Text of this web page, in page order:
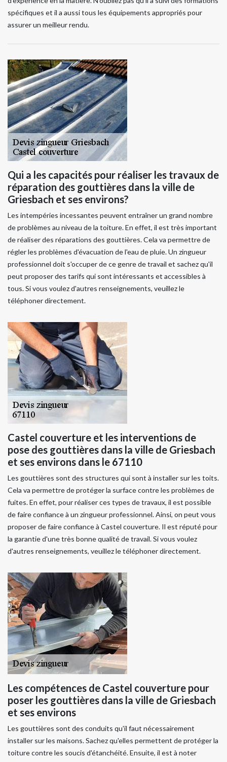
spécifiques et il a aussi tous les équipements appropriés pour
assurer un meilleur rendu.
Qui a les capacités pour réaliser les travaux de
réparation des gouttières dans la ville de
Griesbach et ses environs?
Les intempéries incessantes peuvent entraîner un grand nombre
de problèmes au niveau de la toiture. En effet, il est très important
de réaliser des réparations des gouttières. Cela va permettre de
régler les problèmes d'évacuation de l'eau de pluie. Un zingueur
professionnel doit s'occuper de ce genre de travail et sachez qu'il
peut proposer des tarifs qui sont intéressants et accessibles à
tous. Si vous voulez d'autres renseignements, veuillez le
téléphoner directement.
Castel couverture et les interventions de
pose des gouttières dans la ville de Griesbach
et ses environs dans le 67110
Les gouttières sont des structures qui sont à installer sur les toits.
Cela va permettre de protéger la surface contre les problèmes de
fuites. En effet, pour réaliser ces types de travaux, il est possible
de faire confiance à un zingueur professionnel. Ainsi, on peut vous
proposer de faire confiance à Castel couverture. Il est réputé pour
la garantie d'une très bonne qualité de travail. Si vous voulez
d'autres renseignements, veuillez le téléphoner directement.
Les compétences de Castel couverture pour
poser les gouttières dans la ville de Griesbach
et ses environs
Les gouttières sont des conduits qu'il faut nécessairement
installer sur les maisons. Sachez qu'elles permettent de protéger la
toiture contre les soucis d'étanchéité. Ensuite, il est à noter